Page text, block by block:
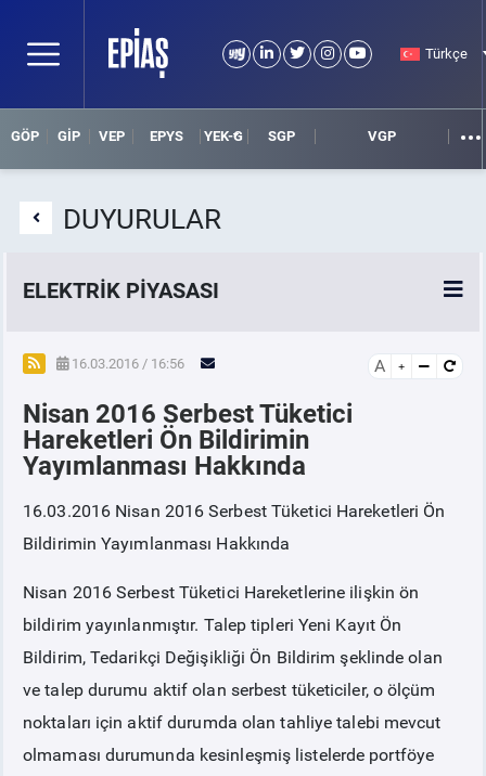
Türkçe
GÖP GİP VEP EPYS YEK-G SGP VGP
DUYURULAR
ELEKTRİK PİYASASI
SPOT ELEKTRİK PİYASALARI
ÖRNEK FİNANS BELGELERİ
VADELİ ELEKTRİK PİYASASI
PİYASAKAYITSÜRECİ
SERBEST TÜKETİCİ
MALİ UZLAŞTIRMA
TEMİNAT
16.03.2016 / 16:56 A
Nisan 2016 Serbest Tüketici
Hareketleri Ön Bildirimin
Yayımlanması Hakkında
16.03.2016 Nisan 2016 Serbest Tüketici Hareketleri Ön
Bildirimin Yayımlanması Hakkında
Nisan 2016 Serbest Tüketici Hareketlerine ilişkin ön
bildirim yayınlanmıştır. Talep tipleri Yeni Kayıt Ön
Bildirim, Tedarikçi Değişikliği Ön Bildirim şeklinde olan
ve talep durumu aktif olan serbest tüketiciler, o ölçüm
noktaları için aktif durumda olan tahliye talebi mevcut
olmaması durumunda kesinleşmiş listelerde portföye